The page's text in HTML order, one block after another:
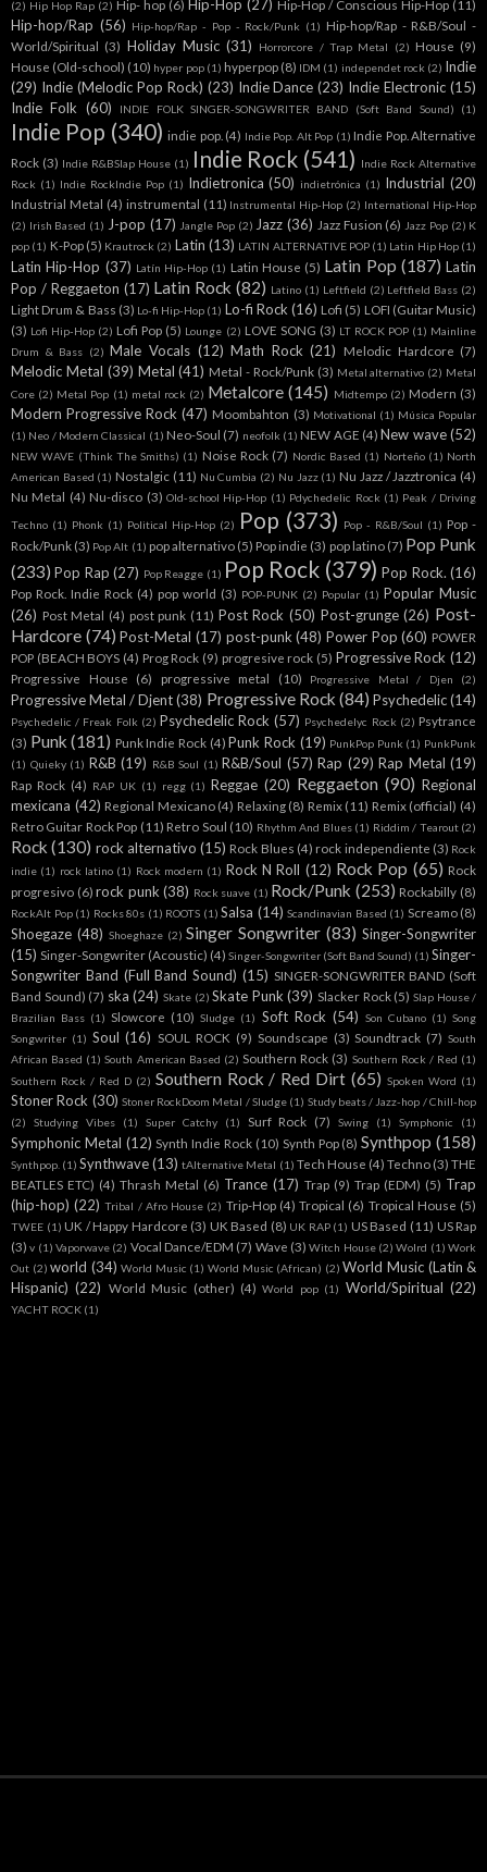
(2) Hip Hop Rap (2) Hip- hop (6) Hip-Hop (27) Hip-Hop / Conscious Hip-Hop (11)
Hip-hop/Rap (56) Hip-hop/Rap - Pop - Rock/Punk (1) Hip-hop/Rap - R&B/Soul -
World/Spiritual (3) Holiday Music (31) Horrorcore / Trap Metal (2) House (9)
House (Old-school) (10) hyper pop (1) hyperpop (8) IDM (1) independet rock (2) Indie
(29) Indie (Melodic Pop Rock) (23) Indie Dance (23) Indie Electronic (15)
Indie Folk (60) INDIE FOLK SINGER-SONGWRITER BAND (Soft Band Sound) (1)
Indie Pop (340) indie pop. (4) Indie Pop. Alt Pop (1) Indie Pop. Alternative
Rock (3) Indie R&BSlap House (1) Indie Rock (541) Indie Rock Alternative
Rock (1) Indie RockIndie Pop (1) Indietronica (50) indietrónica (1) Industrial (20)
Industrial Metal (4) instrumental (11) Instrumental Hip-Hop (2) International Hip-Hop
(2) Irish Based (1) J-pop (17) Jangle Pop (2) Jazz (36) Jazz Fusion (6) Jazz Pop (2) K
pop (1) K-Pop (5) Krautrock (2) Latin (13) LATIN ALTERNATIVE POP (1) Latin Hip Hop (1)
Latin Hip-Hop (37) Latín Hip-Hop (1) Latin House (5) Latin Pop (187) Latin
Pop / Reggaeton (17) Latin Rock (82) Latino (1) Leftfield (2) Leftfield Bass (2)
Light Drum & Bass (3) Lo-fi Hip-Hop (1) Lo-fi Rock (16) Lofi (5) LOFI (Guitar Music)
(3) Lofi Hip-Hop (2) Lofi Pop (5) Lounge (2) LOVE SONG (3) LT ROCK POP (1) Mainline
Drum & Bass (2) Male Vocals (12) Math Rock (21) Melodic Hardcore (7)
Melodic Metal (39) Metal (41) Metal - Rock/Punk (3) Metal alternativo (2) Metal
Core (2) Metal Pop (1) metal rock (2) Metalcore (145) Midtempo (2) Modern (3)
Modern Progressive Rock (47) Moombahton (3) Motivational (1) Música Popular
(1) Neo / Modern Classical (1) Neo-Soul (7) neofolk (1) NEW AGE (4) New wave (52)
NEW WAVE (Think The Smiths) (1) Noise Rock (7) Nordic Based (1) Norteño (1) North
American Based (1) Nostalgic (11) Nu Cumbia (2) Nu Jazz (1) Nu Jazz / Jazztronica (4)
Nu Metal (4) Nu-disco (3) Old-school Hip-Hop (1) Pdychedelic Rock (1) Peak / Driving
Techno (1) Phonk (1) Political Hip-Hop (2) Pop (373) Pop - R&B/Soul (1) Pop -
Rock/Punk (3) Pop Alt (1) pop alternativo (5) Pop indie (3) pop latino (7) Pop Punk
(233) Pop Rap (27) Pop Reagge (1) Pop Rock (379) Pop Rock. (16)
Pop Rock. Indie Rock (4) pop world (3) POP-PUNK (2) Popular (1) Popular Music
(26) Post Metal (4) post punk (11) Post Rock (50) Post-grunge (26) Post-
Hardcore (74) Post-Metal (17) post-punk (48) Power Pop (60) POWER
POP (BEACH BOYS (4) Prog Rock (9) progresive rock (5) Progressive Rock (12)
Progressive House (6) progressive metal (10) Progressive Metal / Djen (2)
Progressive Metal / Djent (38) Progressive Rock (84) Psychedelic(14)
Psychedelic / Freak Folk (2) Psychedelic Rock (57) Psychedelyc Rock (2) Psytrance
(3) Punk (181) Punk Indie Rock (4) Punk Rock (19) PunkPop Punk (1) PunkPunk
(1) Quieky (1) R&B (19) R&B Soul (1) R&B/Soul (57) Rap (29) Rap Metal (19)
Rap Rock (4) RAP UK (1) regg (1) Reggae (20) Reggaeton (90) Regional
mexicana (42) Regional Mexicano (4) Relaxing (8) Remix (11) Remix (official) (4)
Retro Guitar Rock Pop (11) Retro Soul (10) Rhythm And Blues (1) Riddim / Tearout (2)
Rock (130) rock alternativo (15) Rock Blues (4) rock independiente (3) Rock
indie (1) rock latino (1) Rock modern (1) Rock N Roll (12) Rock Pop (65) Rock
progresivo (6) rock punk (38) Rock suave (1) Rock/Punk (253) Rockabilly (8)
RockAlt Pop (1) Rocks 80s (1) ROOTS (1) Salsa (14) Scandinavian Based (1) Screamo (8)
Shoegaze (48) Shoeghaze (2) Singer Songwriter (83) Singer-Songwriter
(15) Singer-Songwriter (Acoustic) (4) Singer-Songwriter (Soft Band Sound) (1) Singer-
Songwriter Band (Full Band Sound) (15) SINGER-SONGWRITER BAND (Soft
Band Sound) (7) ska (24) Skate (2) Skate Punk (39) Slacker Rock (5) Slap House /
Brazilian Bass (1) Slowcore (10) Sludge (1) Soft Rock (54) Son Cubano (1) Song
Songwriter (1) Soul (16) SOUL ROCK (9) Soundscape (3) Soundtrack (7) South
African Based (1) South American Based (2) Southern Rock (3) Southern Rock / Red (1)
Southern Rock / Red D (2) Southern Rock / Red Dirt (65) Spoken Word (1)
Stoner Rock (30) Stoner RockDoom Metal / Sludge (1) Study beats / Jazz-hop / Chill-hop
(2)
Studying Vibes (1) Super Catchy (1) Surf Rock (7) Swing (1) Symphonic (1)
Symphonic Metal (12) Synth Indie Rock (10) Synth Pop (8) Synthpop (158)
Synthpop. (1) Synthwave (13) tAlternative Metal (1) Tech House (4) Techno (3) THE
BEATLES ETC) (4) Thrash Metal (6) Trance (17) Trap (9) Trap (EDM) (5) Trap
(hip-hop) (22) Tribal / Afro House (2) Trip-Hop (4) Tropical (6) Tropical House (5)
TWEE (1) UK / Happy Hardcore (3) UK Based (8) UK RAP (1) US Based (11) US Rap
(3) v (1) Vaporwave (2) Vocal Dance/EDM (7) Wave (3) Witch House (2) Wolrd (1) Work
Out (2) world (34) World Music (1) World Music (African) (2) World Music (Latin &
Hispanic) (22) World Music (other) (4) World pop (1) World/Spiritual (22)
YACHT ROCK (1)